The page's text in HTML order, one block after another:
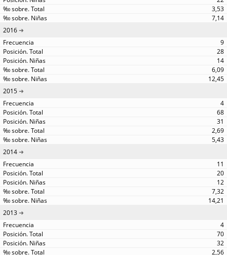
3,53
7,14
2016
9
28
14
6,09
12,45
2015
4
68
31
2,69
5,43
2014
11
20
12
7,32
14,21
2013
4
70
32
2,56